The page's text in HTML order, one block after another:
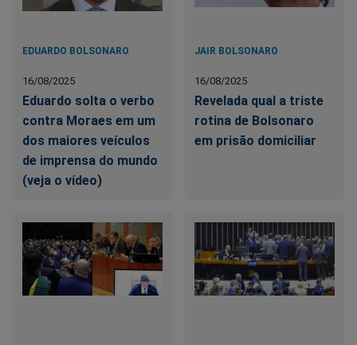
EDUARDO BOLSONARO
16/08/2025
Eduardo solta o verbo
contra Moraes em um
dos maiores veículos
de imprensa do mundo
(veja o vídeo)
JAIR BOLSONARO
16/08/2025
Revelada qual a triste
rotina de Bolsonaro
em prisão domiciliar